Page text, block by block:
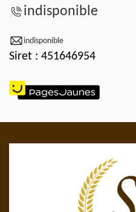
indisponible
indisponible
Siret : 451646954